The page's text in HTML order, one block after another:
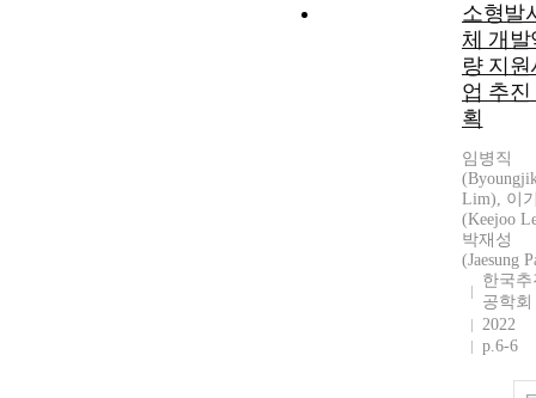
소형발
체 개발
량 지원
업 추진
획
임병직
Lim), 이
(Keejoo
박재성
(Jaesung
한국추
공학회
2022
p.6-6